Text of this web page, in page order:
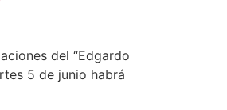
del “Edgardo
5 de junio habrá